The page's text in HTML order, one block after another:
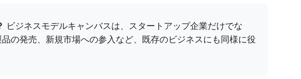
ビジネスモデルキャンバスは、スタートアップ企業だけでな
の発売、新規市場への参入など、既存のビジネスにも同様に役